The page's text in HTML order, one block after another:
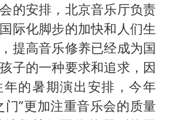
的安排，北京音乐厅负责
际化脚步的加快和人们生
提高音乐修养已经成为国
子的一种要求和追求，因
的暑期演出安排，今年
门”更加注重音乐会的质量